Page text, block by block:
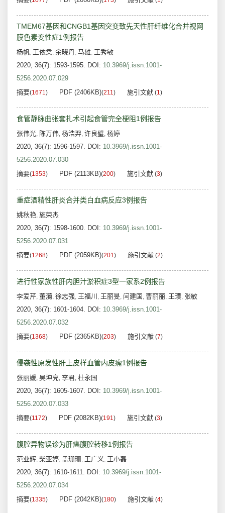
TMEM67基因和CNGB1基因突变致先天性肝纤维化合并视网
膜色素变性症1例报告
杨帆, 王依柔, 余晓丹, 马雄, 王秀敏
2020, 36(7): 1593-1595. DOI: 10.3969/j.issn.1001-
5256.2020.07.029
摘要(1671) PDF (2406KB)(211) 施引文献 (1)
食管静脉曲张套扎术引起食管完全梗阻1例报告
张伟光, 陈万伟, 杨浩羿, 许良璧, 杨婷
2020, 36(7): 1596-1597. DOI: 10.3969/j.issn.1001-
5256.2020.07.030
摘要(1353) PDF (2113KB)(200) 施引文献 (3)
重症酒精性肝炎合并类白血病反应3例报告
姚秋艳, 施荣杰
2020, 36(7): 1598-1600. DOI: 10.3969/j.issn.1001-
5256.2020.07.031
摘要(1268) PDF (2059KB)(201) 施引文献 (2)
进行性家族性肝内胆汁淤积症3型一家系2例报告
李爱芹, 董漪, 徐志强, 王福川 , 王丽旻, 闫建国 , 曹丽丽, 王璞, 张敏
2020, 36(7): 1601-1604. DOI: 10.3969/j.issn.1001-
5256.2020.07.032
摘要(1368) PDF (2365KB)(203) 施引文献 (7)
侵袭性原发性肝上皮样血管内皮瘤1例报告
张丽媛, 吴坤亮, 李君, 杜永国
2020, 36(7): 1605-1607. DOI: 10.3969/j.issn.1001-
5256.2020.07.033
摘要(1172) PDF (2082KB)(191) 施引文献 (3)
腹腔异物误诊为肝癌腹腔转移1例报告
范业辉, 柴亚婷, 孟珊珊, 王广义, 王小磊
2020, 36(7): 1610-1611. DOI: 10.3969/j.issn.1001-
5256.2020.07.034
摘要(1335) PDF (2042KB)(180) 施引文献 (4)